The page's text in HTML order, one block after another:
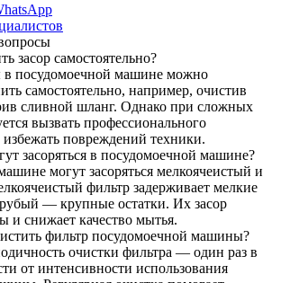
засор самостоятельно?
в посудомоечной машине можно
самостоятельно, например, очистив
сливной шланг. Однако при сложных
вызвать профессионального
повреждений техники.
засоряться в посудомоечной машине?
могут засоряться мелкоячеистый и
фильтр задерживает мелкие
— крупные остатки. Их засор
и снижает качество мытья.
фильтр посудомоечной машины?
очистки фильтра — один раз в
от интенсивности использования